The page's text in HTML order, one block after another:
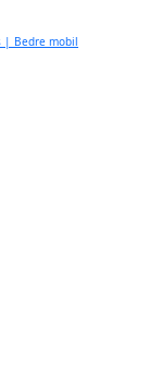
| Bedre mobil